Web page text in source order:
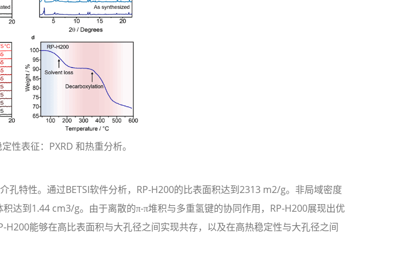
性表征：PXRD 和热重分析。
特性。通过BETSI软件分析，RP-H200的比表面积达到2313 m2/g。非局域密度
达到1.44 cm3/g。由于离散的π-π堆积与多重氢键的协同作用，RP-H200展现出优
能够在高比表面积与大孔径之间实现共存，以及在高热稳定性与大孔径之间